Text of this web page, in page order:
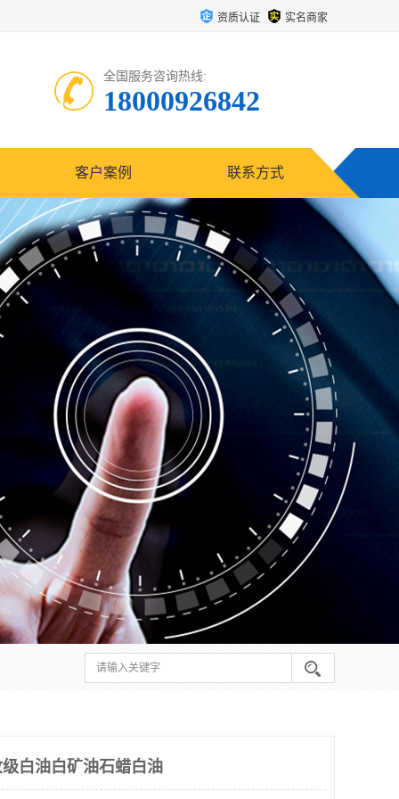
资质认证 实名商家
全国服务咨询热线:
18000926842
客户案例 联系方式
白油白矿油石蜡白油